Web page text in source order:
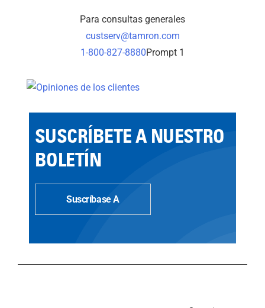
Para consultas generales
custserv@tamron.com
1-800-827-8880Prompt 1
SUSCRÍBETE A NUESTRO
BOLETÍN
Suscríbase A